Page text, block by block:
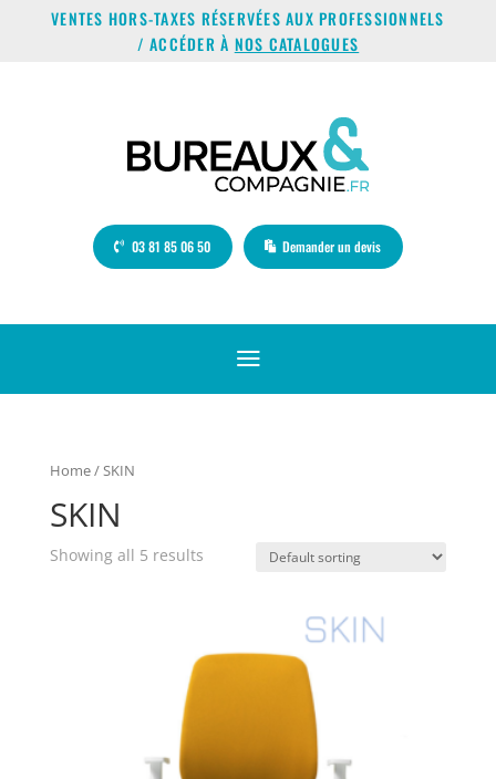
VENTES HORS-TAXES RÉSERVÉES AUX PROFESSIONNELS
/ ACCÉDER À NOS CATALOGUES
03 81 85 06 50 Demander un devis
a
Home/ SKIN
SKIN
Showing all 5 results